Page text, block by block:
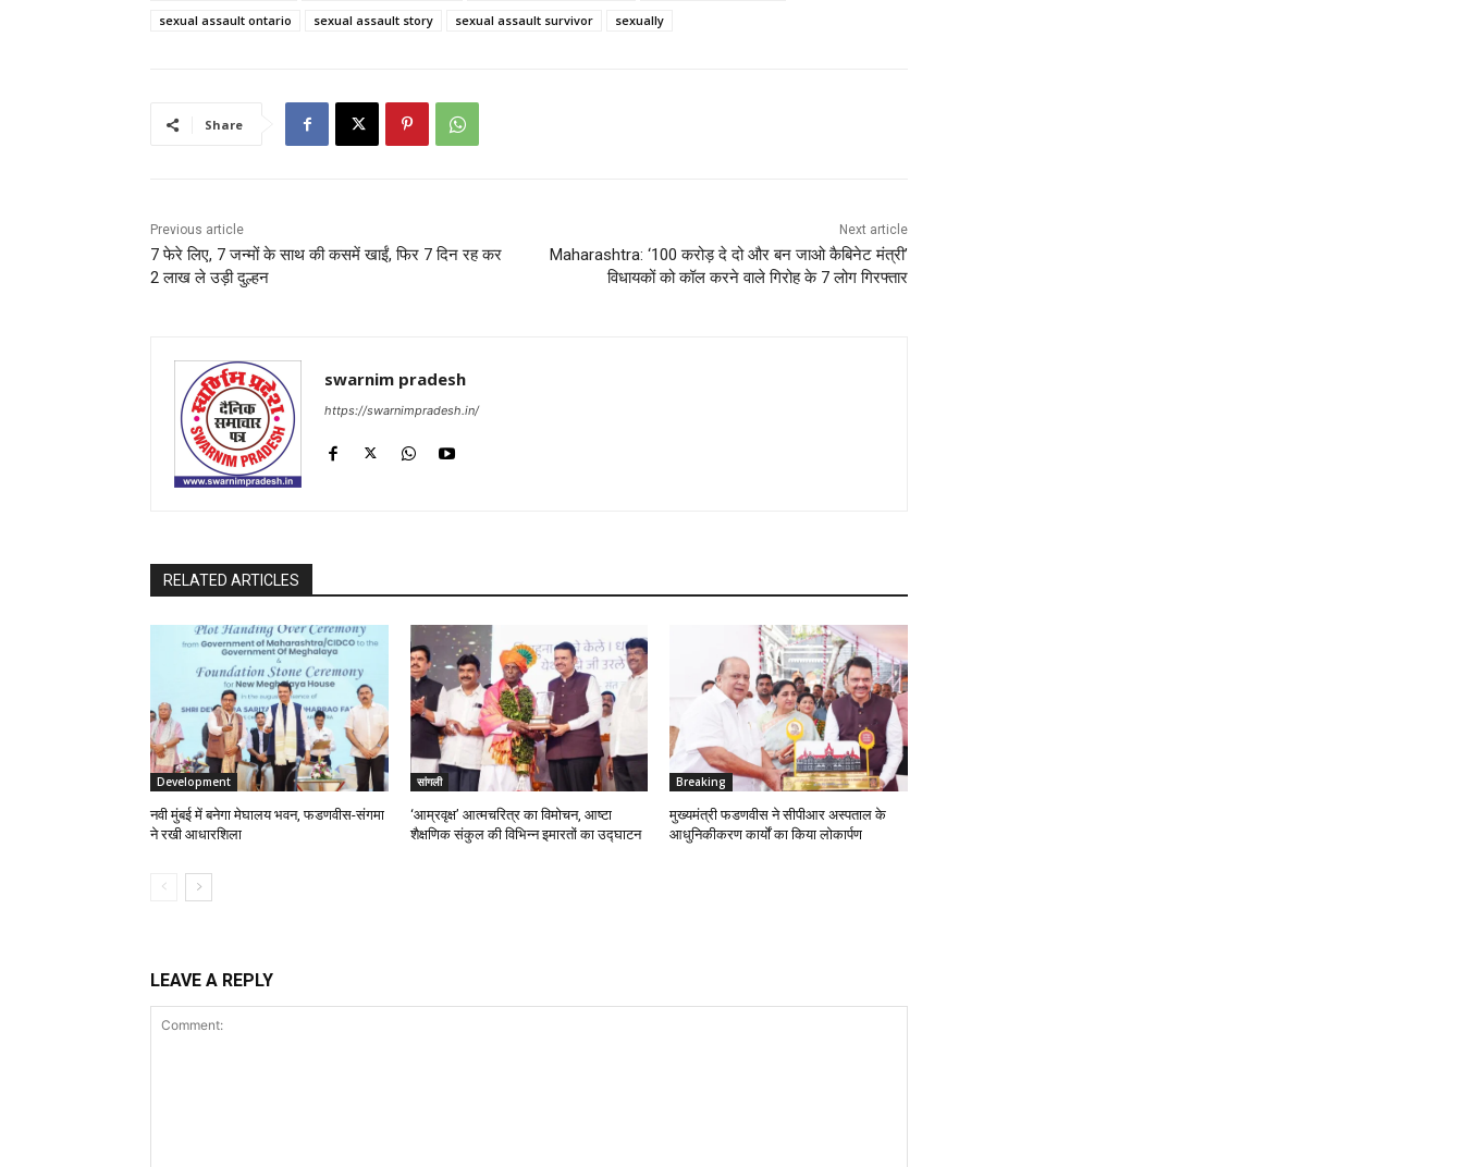
sexual assault ontario
sexual assault story sexual assault survivor sexually
Share
Previous article
7 फेरे लिए, 7 जन्मों के साथ की कसमें खाईं, फिर 7 दिन रह कर
2 लाख ले उड़ी दुल्हन
Next article
Maharashtra: ‘100 करोड़ दे दो और बन जाओ कैबिनेट मंत्री’
विधायकों को कॉल करने वाले गिरोह के 7 लोग गिरफ्तार
swarnim pradesh
https://swarnimpradesh.in/
RELATED ARTICLES
Development
नवी मुंबई में बनेगा मेघालय भवन, फडणवीस-संगमा
ने रखी आधारशिला
सांगली
‘आम्रवृक्ष’ आत्मचरित्र का विमोचन, आष्टा
शैक्षणिक संकुल की विभिन्न इमारतों का उद्घाटन
Breaking
मुख्यमंत्री फडणवीस ने सीपीआर अस्पताल के
आधुनिकीकरण कार्यों का किया लोकार्पण
LEAVE A REPLY